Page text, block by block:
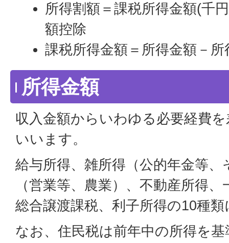
所得割額＝課税所得金額(千
額控除
課税所得金額＝所得金額－所
所得金額
収入金額からいわゆる必要経費
いいます。
給与所得、雑所得（公的年金等、
（営業等、農業）、不動産所得
総合譲渡課税、利子所得の10種
なお、住民税は前年中の所得を